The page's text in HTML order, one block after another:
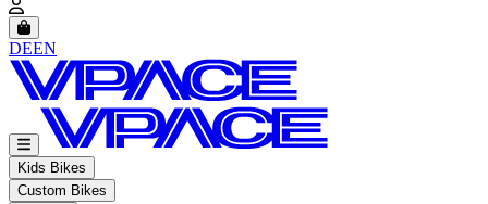
Artikel im Warenkorb, Warenkorb anzeigen
DEEN
Kids Bikes
Custom Bikes